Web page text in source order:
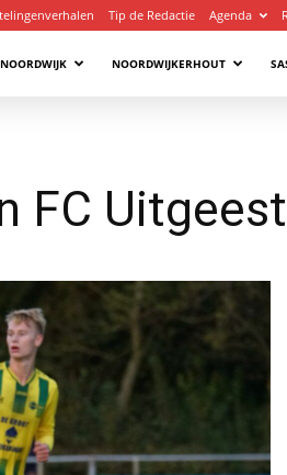
Tip de Redactie Agenda
NOORDWIJK NOORDWIJKERHOUT
FC